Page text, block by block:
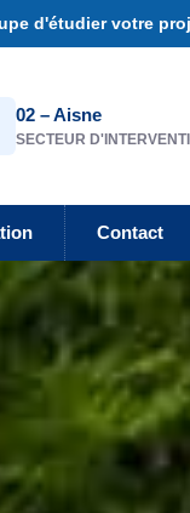
d'étudier votre
02 – Aisne
SECTEUR
Contact